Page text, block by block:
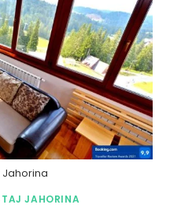
Jahorina
JAHORINA